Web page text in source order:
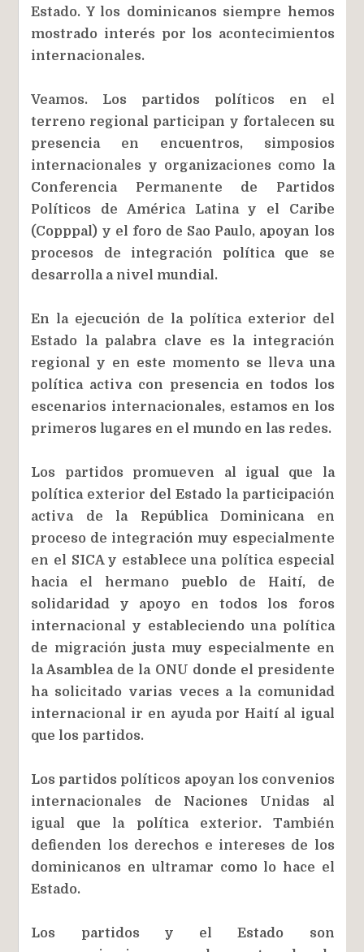
Estado. Y los dominicanos siempre hemos
mostrado interés por los acontecimientos
internacionales.
Veamos. Los partidos políticos en el
terreno regional participan y fortalecen su
presencia en encuentros, simposios
internacionales y organizaciones como la
Conferencia Permanente de Partidos
Políticos de América Latina y el Caribe
(Copppal) y el foro de Sao Paulo, apoyan los
procesos de integración política que se
desarrolla a nivel mundial.
En la ejecución de la política exterior del
Estado la palabra clave es la integración
regional y en este momento se lleva una
política activa con presencia en todos los
escenarios internacionales, estamos en los
primeros lugares en el mundo en las redes.
Los partidos promueven al igual que la
política exterior del Estado la participación
activa de la República Dominicana en
proceso de integración muy especialmente
en el SICA y establece una política especial
hacia el hermano pueblo de Haití, de
solidaridad y apoyo en todos los foros
internacional y estableciendo una política
de migración justa muy especialmente en
la Asamblea de la ONU donde el presidente
ha solicitado varias veces a la comunidad
internacional ir en ayuda por Haití al igual
que los partidos.
Los partidos políticos apoyan los convenios
internacionales de Naciones Unidas al
igual que la política exterior. También
defienden los derechos e intereses de los
dominicanos en ultramar como lo hace el
Estado.
Los partidos y el Estado son